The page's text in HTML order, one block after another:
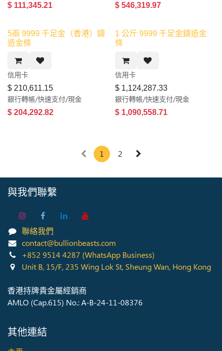
$ 111,345.21 $ 546,319.97
5兩 9999 千足金（香港）鑄
造金條
信用卡​
$ 210,611.15
銀行轉帳/快速支付/現金
$ 204,292.82
1 公斤 9999 千足金鑄造金
條
信用卡​
$ 1,124,287.33
銀行轉帳/快速支付/現金
$ 1,090,558.71
1 2
與我們聯繫
聯絡我們
contact@bullionbeasts.com
+852 9514 4287 (WhatsApp Business)
Unit B, 15/F, 235 Wing Lok St, Sheung Wan, Hong Kong
香港持牌貴金屬經銷商
AMLO (Cap.615) No.: A-B-24-11-08376
其他連結